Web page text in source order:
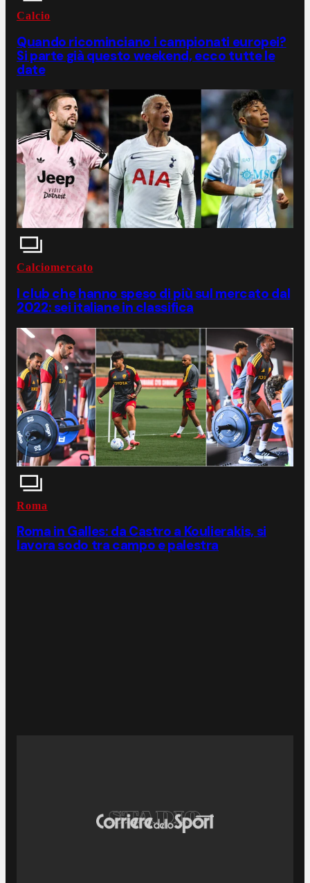
Calcio
Quando ricominciano i campionati europei?
Si parte già questo weekend, ecco tutte le
date
Calciomercato
I club che hanno speso di più sul mercato dal
2022: sei italiane in classifica
Roma
Roma in Galles: da Castro a Koulierakis, si
lavora sodo tra campo e palestra